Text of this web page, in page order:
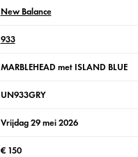
New Balance
933
MARBLEHEAD met ISLAND BLUE
UN933GRY
Vrijdag 29 mei 2026
€ 150